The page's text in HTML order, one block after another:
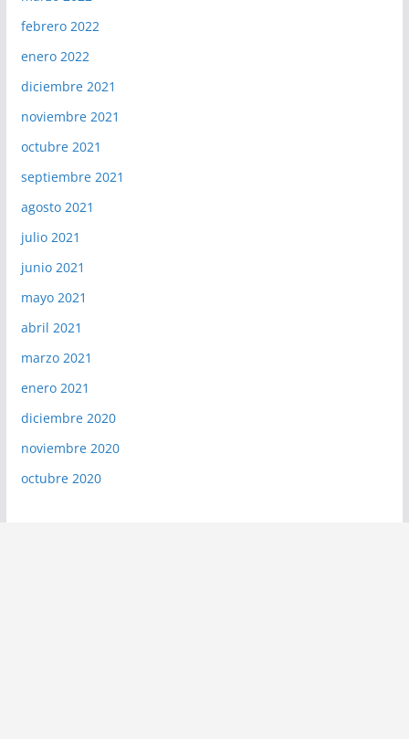
febrero 2022
enero 2022
diciembre 2021
noviembre 2021
octubre 2021
septiembre 2021
agosto 2021
julio 2021
junio 2021
mayo 2021
abril 2021
marzo 2021
enero 2021
diciembre 2020
noviembre 2020
octubre 2020